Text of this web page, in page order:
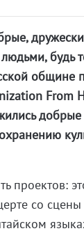
будь
общине
From
проектов:
со